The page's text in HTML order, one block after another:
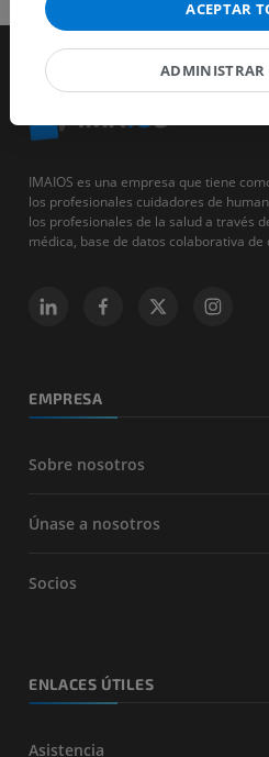
IMAIOS es una empresa que tiene
los profesionales cuidadores de
los profesionales de la salud a través
médica, base de datos colaborativa de
EMPRESA
Sobre nosotros
Únase a nosotros
Socios
ENLACES ÚTILES
Asistencia
ACEPTAR
ADMINISTRAR